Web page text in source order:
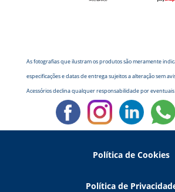
As fotografias que ilustram os produtos são meramente
especificações e datas de entrega sujeitos a alteração sem
Acessórios declina qualquer responsabilidade por
Política de Cookies
Política de